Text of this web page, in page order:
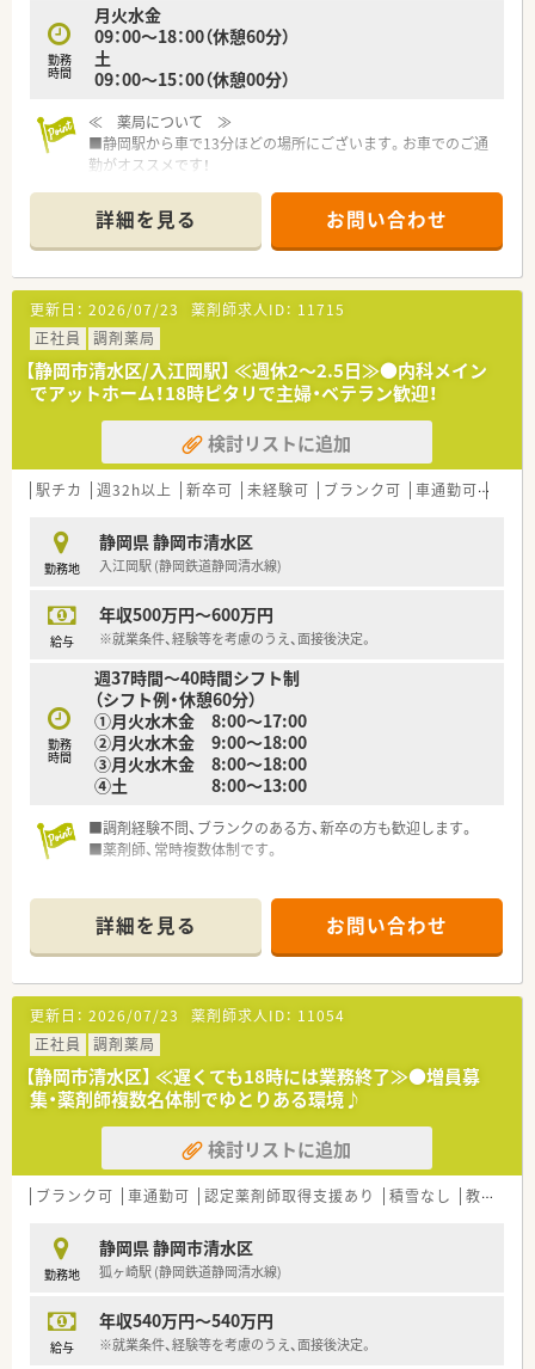
勤務
時間
月火水金
09：00～18：00（休憩60分）
土
09：00～15：00（休憩00分）
≪ 薬局について ≫
■静岡駅から車で13分ほどの場所にございます。お車でのご通
勤がオススメです！
■平均60枚/日の処方箋を応需しております。
≪ こんな会社です ≫
■法人概要
福岡県本社で全国に732店舗展開しています。医療機関へのリ
ース業から始まり、医療コンサルティングや医療機関の建て替え
サポートなども手掛ける企業です。
「質の高い医療」を提供したいという想いから、患者様の情報を
10年以上前からDr.にフィードバックする文化が根付いておりま
す。
■多彩なキャリアパス
公的機関の認定制度とは別に、社内の認定制度を設けており、
「がん」「腎臓」「小児」などの6つの分野へのスペシャリストを育
薬剤師としての専門性を高める以外にも、薬局運営や薬局経
営、また人事、教育、経営コンサルなどご自身の志向に合わせた
キャリアが描けます。
■研修制度充実
企業独自の「GOES」という社内等級制度を設けており、各試験
またカフェテリア研修を設けており、「与えられる研修」では
なく、「自らが学びたい」と手を挙げて、研修を受けることができ
ます。
調剤業務の基礎的な研修から、接遇やクリエイティブな研修も多
数ご用意しております。
高い水準で子育てサポートに取り組んでいる企業として「プラ
チナくるみん」を認定を取得しています。
妊婦通院休暇：ご懐妊が確認されたときから定期検査に必要と
される通院のために取得できます。
妊婦短時間勤務：ご懐妊が確認されたときから出産日まで取得
できる制度です。
育児休業：ライフスタイルに合わせ、子が３歳になるまでの間
で育児休業期間を検討できます。
育児休業特別有給休暇：育児休業開始後5日間を特別有給休暇
として給与が支給されます。
看護休暇：小学校就学前の子を養育する方は、負傷・病気になっ
た子の看護のために取得できます。
育児時間：生後満1歳に達しない新生児を育てる場合、1日2回、
1回30分の育児時間を取得できます。
短時間勤務／小学校1年を終了する年の3月31日まで利用可能
です。
※勤務実績が10年超えている社員は、 子が小学校３年終了す
■休暇制度や福利厚生面も充実
正社員であれば有給は入社時から付与。
ティア休暇など
連続休暇制度：1年度に最低1回、連続5日間年次有給休暇を取
詳細を見る お問い合わせ
更新日： 2026/07/23 薬剤師求人ID： 11715
正社員
調剤薬局
【静岡市清水区/入江岡駅】 ≪週休2～2.5日≫●内科メイン
でアットホーム！18時ピタリで主婦・ベテラン歓迎！
検討リストに追加
駅チカ 週32h以上 新卒可 未経験可 ブランク可 車通勤可
勤務地
静岡県 静岡市清水区
入江岡駅 (静岡鉄道静岡清水線)
給与
年収500万円～600万円
※就業条件、経験等を考慮のうえ、面接後決定。
勤務
時間
週37時間～40時間シフト制
（シフト例・休憩60分）
①月火水木金 8:00～17:00
②月火水木金 9:00～18:00
③月火水木金 8:00～18:00
④土 8:00～13:00
■調剤経験不問、ブランクのある方、新卒の方も歓迎します。
■薬剤師、常時複数体制です。
詳細を見る お問い合わせ
更新日： 2026/07/23 薬剤師求人ID： 11054
正社員
調剤薬局
【静岡市清水区】 ≪遅くても18時には業務終了≫●増員募
集・薬剤師複数名体制でゆとりある環境♪
検討リストに追加
ブランク可 車通勤可 認定薬剤師取得支援あり 積雪なし 教育制度あり
勤務地
静岡県 静岡市清水区
狐ヶ崎駅 (静岡鉄道静岡清水線)
給与
年収540万円～540万円
※就業条件、経験等を考慮のうえ、面接後決定。